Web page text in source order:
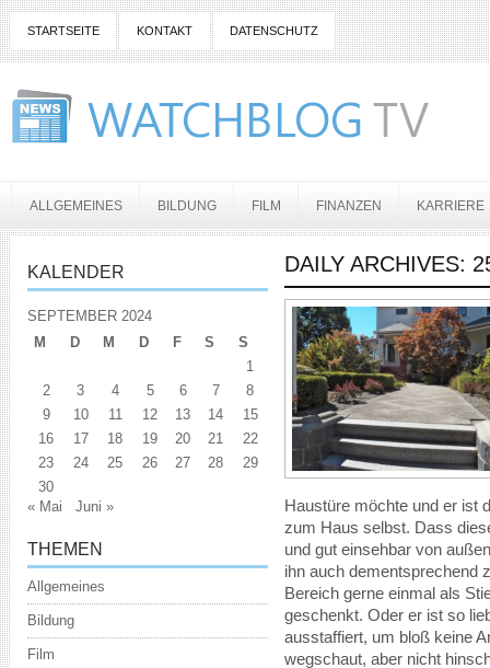
STARTSEITE KONTAKT DATENSCHUTZ
ALLGEMEINES BILDUNG FILM FINANZEN KARRIERE
DAILY ARCHIVES:
Haustüre möchte und er ist
zum Haus selbst. Dass
und gut einsehbar von
ihn auch dementsprechend
Bereich gerne einmal als
geschenkt. Oder er ist so
ausstaffiert, um bloß keine
wegschaut, aber nicht
KALENDER
SEPTEMBER 2024
M
D M D F S
S
1
2
3 4 5 6 7
8
9
10 11 12 13 14
15
16
17 18 19 20 21
22
23
24 25 26 27 28
29
30
« Mai
Juni »
THEMEN
Allgemeines
Bildung
Film